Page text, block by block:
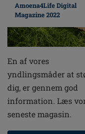
Amoena4Life Digital
Magazine 2022
En af vores
yndlingsmåder at
dig, er gennem god
information. Læs
seneste magasin.